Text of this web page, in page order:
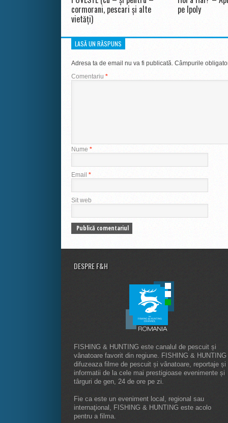
cormorani, pescari și alte
vietăți)
pe Ipoly
LASĂ UN RĂSPUNS
Adresa ta de email nu va fi publicată. Câmpurile
Comentariu *
Nume *
Email *
Sit web
DESPRE F&H
FISHING & HUNTING este canalul de pescuit și
vânatoare favorit din regiune. FISHING & HUNTING
difuzeaza filme de pescuit și vânatoare, reportaje și
informatii de la cele mai prestigioase evenimente și
târguri de gen, 24 de ore pe zi.
Fie ca este un eveniment local, regional sau
internaţional, FISHING & HUNTING este acolo
pentru a filma.